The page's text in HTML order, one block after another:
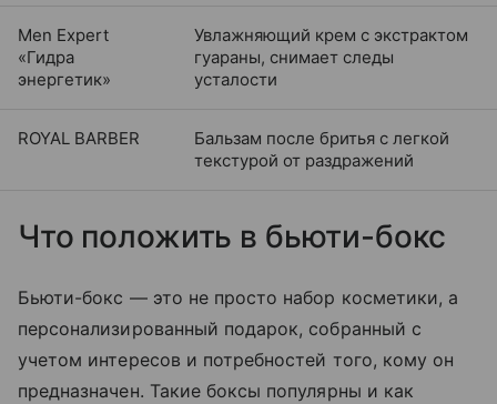
Men Expert
«Гидра
энергетик»
Увлажняющий крем с экстрактом
гуараны, снимает следы
усталости
ROYAL BARBER
Бальзам после бритья с легкой
текстурой от раздражений
Что положить в бьюти-бокс
Бьюти-бокс — это не просто набор косметики, а
персонализированный подарок, собранный с
учетом интересов и потребностей того, кому он
предназначен. Такие боксы популярны и как